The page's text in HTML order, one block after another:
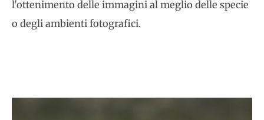
l'ottenimento delle immagini al meglio delle specie
o degli ambienti fotografici.